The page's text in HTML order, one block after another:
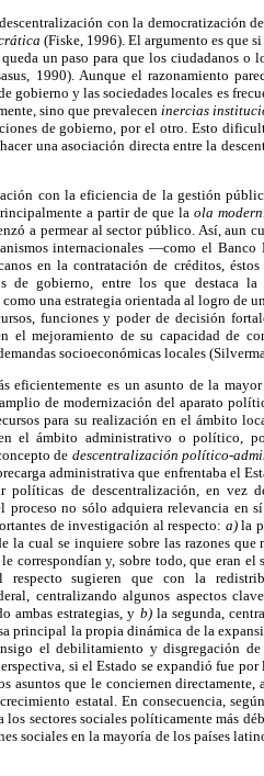
con la democratización
(Fiske, 1996). El argumento es que
un paso para que los ciudadanos o
1990). Aunque el razonamiento
gobierno y las sociedades locales es
sino que prevalecen inercias
de gobierno, por el otro. Esto
una asociación directa entre la
con la eficiencia de la gestión
a partir de que la ola
a permear al sector público. Así, aun
internacionales —como el
en la contratación de créditos,
de gobierno, entre los que destaca
una estrategia orientada al logro de
funciones y poder de decisión
el mejoramiento de su capacidad de
socioeconómicas locales
es un asunto de la
de modernización del aparato
para su realización en el ámbito
el ámbito administrativo o político,
de descentralización político-
administrativa que enfrentaba el
políticas de descentralización, en vez
no sólo adquiera relevancia en
de investigación al respecto: a)la
la cual se inquiere sobre las razones
correspondían y, sobre todo, que eran el
sugieren que con la
centralizando algunos aspectos
ambas estrategias, y b)la segunda,
principal la propia dinámica de la
el debilitamiento y disgregación
si el Estado se expandió fue
asuntos que le conciernen
estatal. En consecuencia,
los sectores sociales políticamente más
sociales en la mayoría de los países